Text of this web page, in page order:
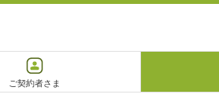
ご契約者さま